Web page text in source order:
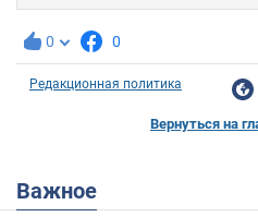
0 0
Редакционная политика
Вернуться на
Важное